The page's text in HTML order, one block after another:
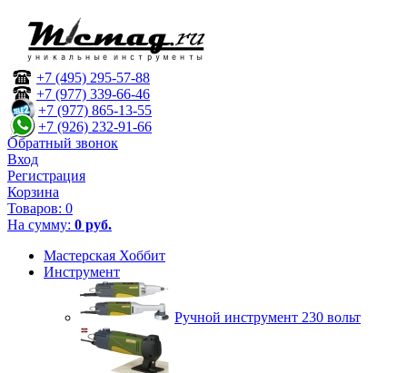
+7 (495) 295-57-88
+7 (977) 339-66-46
+7 (977) 865-13-55
+7 (926) 232-91-66
Обратный звонок
Вход
Регистрация
Корзина
Товаров: 0
На сумму: 0 руб.
Мастерская Хоббит
Инструмент
Ручной инструмент 230 вольт